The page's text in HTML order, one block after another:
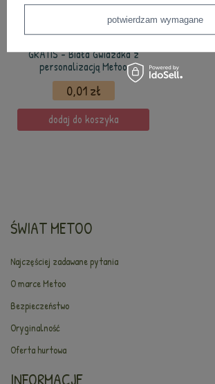
GRATIS - Biała Gwiazdka z
personalizacją Metoo
0,01 zł
dodaj do koszyka
ŚWIAT METOO
Najczęściej zadawane pytania
O marce Metoo
Bezpieczeństwo
Oryginalność
Oferta hurtowa
potwierdzam wymagane